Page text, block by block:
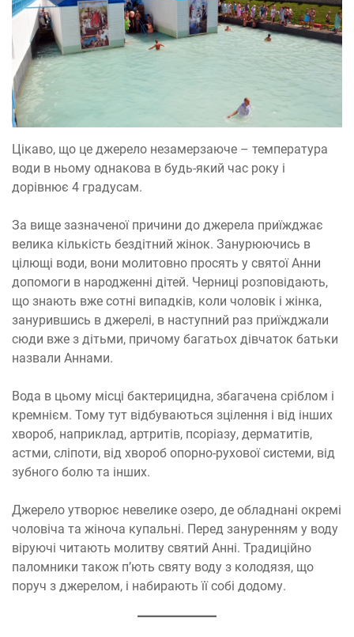
Цікаво, що це джерело незамерзаюче – температура
води в ньому однакова в будь-який час року і
дорівнює 4 градусам.
За вище зазначеної причини до джерела приїжджає
велика кількість бездітний жінок. Занурюючись в
цілющі води, вони молитовно просять у святої Анни
допомоги в народженні дітей. Черниці розповідають,
що знають вже сотні випадків, коли чоловік і жінка,
занурившись в джерелі, в наступний раз приїжджали
сюди вже з дітьми, причому багатьох дівчаток батьки
назвали Аннами.
Вода в цьому місці бактерицидна, збагачена сріблом і
кремнієм. Тому тут відбуваються зцілення і від інших
хвороб, наприклад, артритів, псоріазу, дерматитів,
астми, сліпоти, від хвороб опорно-рухової системи, від
зубного болю та інших.
Джерело утворює невелике озеро, де обладнані окремі
чоловіча та жіноча купальні. Перед зануренням у воду
віруючі читають молитву святий Анні. Традиційно
паломники також п’ють святу воду з колодязя, що
поруч з джерелом, і набирають її собі додому.